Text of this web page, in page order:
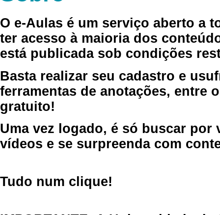
O e-Aulas é um serviço aberto a
ter acesso à maioria dos
está publicada sob condições
Basta realizar seu cadastro e
ferramentas de anotações, entre
gratuito!
Uma vez logado, é só buscar por
vídeos e se surpreenda com
Tudo num clique!